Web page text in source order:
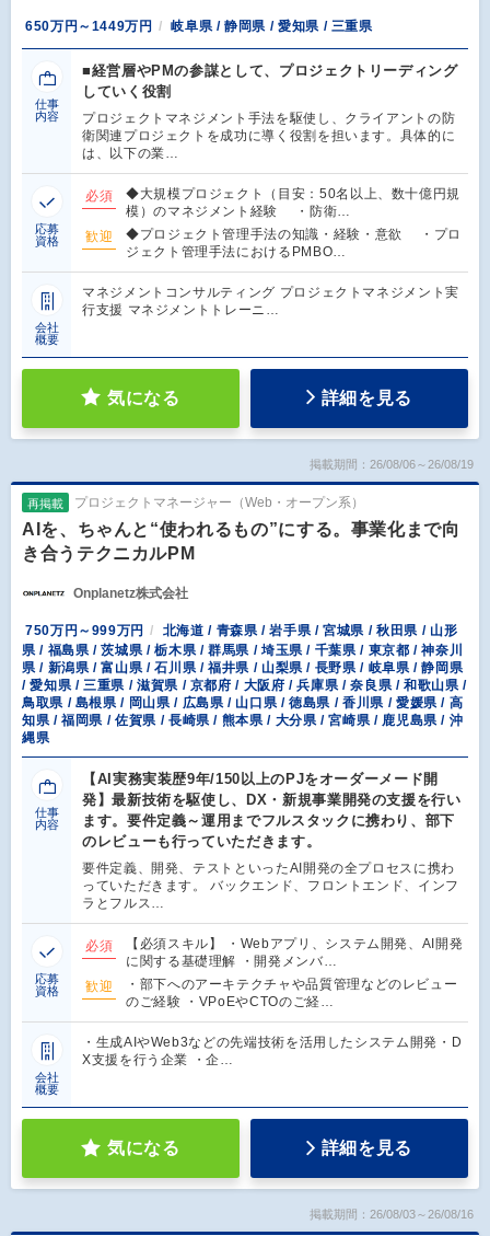
650万円～1449万円 岐阜県 / 静岡県 / 愛知県 / 三重県
仕事
内容
■経営層やPMの参謀として、プロジェクトリーディング
していく役割
プロジェクトマネジメント手法を駆使し、クライアントの防
衛関連プロジェクトを成功に導く役割を担います。具体的に
は、以下の業…
応募
資格
必須
◆大規模プロジェクト（目安：50名以上、数十億円規
模）のマネジメント経験 ・防衛…
歓迎
◆プロジェクト管理手法の知識・経験・意欲 ・プロ
ジェクト管理手法におけるPMBO…
会社
概要
マネジメントコンサルティング プロジェクトマネジメント実
行支援 マネジメントトレーニ…
気になる 詳細を見る
掲載期間：26/08/06～26/08/19
再掲載 プロジェクトマネージャー（Web・オープン系）
AIを、ちゃんと“使われるもの”にする。事業化まで向
き合うテクニカルPM
Onplanetz株式会社
750万円～999万円
北海道 / 青森県 / 岩手県 / 宮城県 / 秋田県 / 山形
県 / 福島県 / 茨城県 / 栃木県 / 群馬県 / 埼玉県 / 千葉県 / 東京都 / 神奈川
県 / 新潟県 / 富山県 / 石川県 / 福井県 / 山梨県 / 長野県 / 岐阜県 / 静岡県
/ 愛知県 / 三重県 / 滋賀県 / 京都府 / 大阪府 / 兵庫県 / 奈良県 / 和歌山県 /
鳥取県 / 島根県 / 岡山県 / 広島県 / 山口県 / 徳島県 / 香川県 / 愛媛県 / 高
知県 / 福岡県 / 佐賀県 / 長崎県 / 熊本県 / 大分県 / 宮崎県 / 鹿児島県 / 沖
縄県
仕事
内容
【AI実務実装歴9年/150以上のPJをオーダーメード開
発】最新技術を駆使し、DX・新規事業開発の支援を行い
ます。要件定義～運用までフルスタックに携わり、部下
のレビューも行っていただきます。
要件定義、開発、テストといったAI開発の全プロセスに携わ
っていただきます。 バックエンド、フロントエンド、インフ
ラとフルス…
応募
資格
必須
【必須スキル】 ・Webアプリ、システム開発、AI開発
に関する基礎理解 ・開発メンバ…
歓迎
・部下へのアーキテクチャや品質管理などのレビュー
のご経験 ・VPoEやCTOのご経…
会社
概要
・生成AIやWeb3などの先端技術を活用したシステム開発・D
X支援を行う企業 ・企…
気になる 詳細を見る
掲載期間：26/08/03～26/08/16